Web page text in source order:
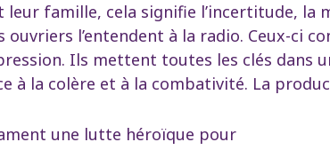
leur famille, cela signifie l’incertitude, la
ouvriers l’entendent à la radio. Ceux-ci
Ils mettent toutes les clés dans
la colère et à la combativité. La
une lutte héroïque pour